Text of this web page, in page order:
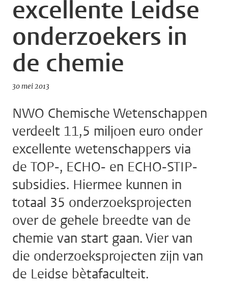
excellente Leidse
onderzoekers in
de chemie
30 mei 2013
NWO Chemische Wetenschappen
verdeelt 11,5 miljoen euro onder
excellente wetenschappers via
de TOP-, ECHO- en ECHO-STIP-
subsidies. Hiermee kunnen in
totaal 35 onderzoeksprojecten
over de gehele breedte van de
chemie van start gaan. Vier van
die onderzoeksprojecten zijn van
de Leidse bètafaculteit.